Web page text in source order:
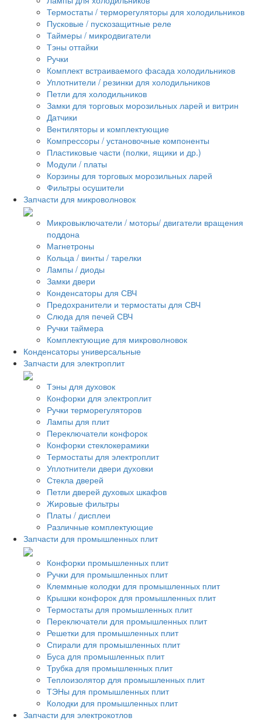
Термостаты / терморегуляторы для холодильников
Пусковые / пускозащитные реле
Таймеры / микродвигатели
Тэны оттайки
Ручки
Комплект встраиваемого фасада холодильников
Уплотнители / резинки для холодильников
Петли для холодильников
Замки для торговых морозильных ларей и витрин
Датчики
Вентиляторы и комплектующие
Компрессоры / установочные компоненты
Пластиковые части (полки, ящики и др.)
Модули / платы
Корзины для торговых морозильных ларей
Фильтры осушители
Запчасти для микроволновок
Микровыключатели / моторы/ двигатели вращения
поддона
Магнетроны
Кольца / винты / тарелки
Лампы / диоды
Замки двери
Конденсаторы для СВЧ
Предохранители и термостаты для СВЧ
Слюда для печей СВЧ
Ручки таймера
Комплектующие для микроволновок
Конденсаторы универсальные
Запчасти для электроплит
Тэны для духовок
Конфорки для электроплит
Ручки терморегуляторов
Лампы для плит
Переключатели конфорок
Конфорки стеклокерамики
Термостаты для электроплит
Уплотнители двери духовки
Стекла дверей
Петли дверей духовых шкафов
Жировые фильтры
Платы / дисплеи
Различные комплектующие
Запчасти для промышленных плит
Конфорки промышленных плит
Ручки для промышленных плит
Клеммные колодки для промышленных плит
Крышки конфорок для промышленных плит
Термостаты для промышленных плит
Переключатели для промышленных плит
Решетки для промышленных плит
Спирали для промышленных плит
Буса для промышленных плит
Трубка для промышленных плит
Теплоизолятор для промышленных плит
ТЭНы для промышленных плит
Колодки для промышленных плит
Запчасти для электрокотлов